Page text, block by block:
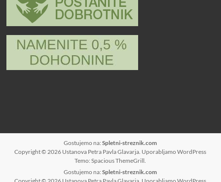
Gostujemo na:Spletni-streznik.com
Copyright © 2026 Ustanova Petra Pavla Glavarja . UporabljamoWordPress
Temo: SpaciousThemeGrill
Gostujemo na:Spletni-streznik.com